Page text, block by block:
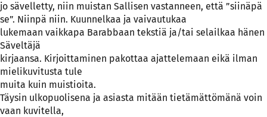
jo sävelletty, niin muistan Sallisen vastanneen, että ”siinäpä
se”. Niinpä niin. Kuunnelkaa ja vaivautukaa
lukemaan vaikkapa Barabbaan tekstiä ja/tai selailkaa hänen
Säveltäjä
kirjaansa. Kirjoittaminen pakottaa ajattelemaan eikä ilman
mielikuvitusta tule
muita kuin muistioita.
Täysin ulkopuolisena ja asiasta mitään tietämättömänä voin
vaan kuvitella,